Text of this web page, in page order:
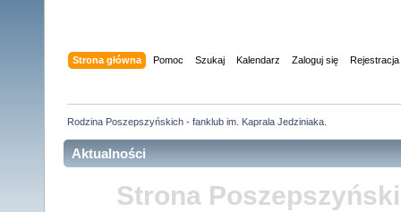
Strona główna Pomoc Szukaj Kalendarz Zaloguj się Rejestracja
Rodzina Poszepszyńskich - fanklub im. Kaprala Jedziniaka.
Aktualności
Strona